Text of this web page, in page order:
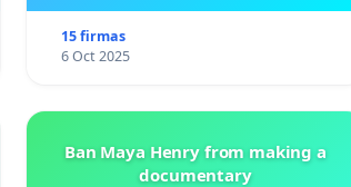
15 firmas
6 Oct 2025
Ban Maya Henry from making a
documentary